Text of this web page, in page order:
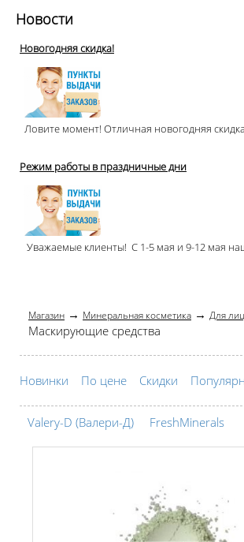
Новости
Новогодняя скидка!
Ловите момент! Отличная новогодняя
Режим работы в праздничные дни
Уважаемые клиенты! С 1-5 мая и 9-12 мая
Магазин → Минеральная косметика → Для
Маскирующие средства
Новинки По цене Скидки
Valery-D (Валери-Д) FreshMinerals